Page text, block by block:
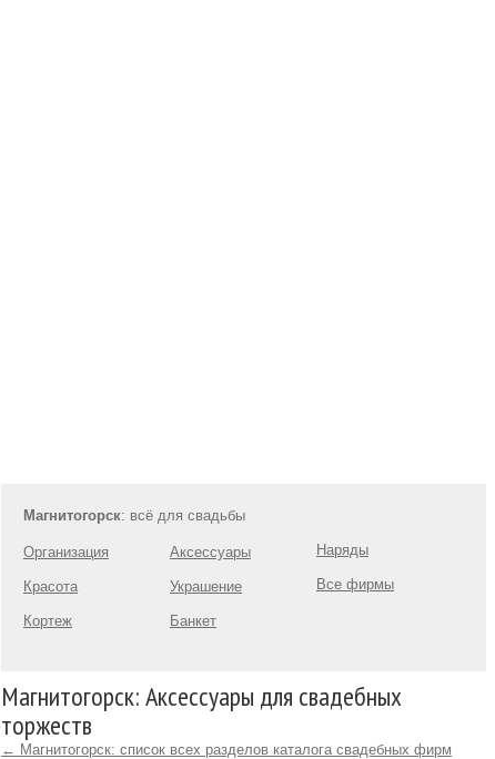
Магнитогорск: всё для свадьбы
Организация
Красота
Кортеж
Аксессуары
Украшение
Банкет
Наряды
Все фирмы
Магнитогорск: Аксессуары для свадебных
торжеств
← Магнитогорск: список всех разделов каталога свадебных фирм